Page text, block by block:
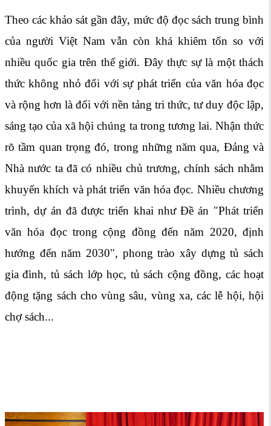
Theo các khảo sát gần đây, mức độ đọc sách trung bình
của người Việt Nam vẫn còn khá khiêm tốn so với
nhiều quốc gia trên thế giới. Đây thực sự là một thách
thức không nhỏ đối với sự phát triển của văn hóa đọc
và rộng hơn là đối với nền tảng tri thức, tư duy độc lập,
sáng tạo của xã hội chúng ta trong tương lai. Nhận thức
rõ tầm quan trọng đó, trong những năm qua, Đảng và
Nhà nước ta đã có nhiều chủ trương, chính sách nhằm
khuyến khích và phát triển văn hóa đọc. Nhiều chương
trình, dự án đã được triển khai như Đề án "Phát triển
văn hóa đọc trong cộng đồng đến năm 2020, định
hướng đến năm 2030", phong trào xây dựng tủ sách
gia đình, tủ sách lớp học, tủ sách cộng đồng, các hoạt
động tặng sách cho vùng sâu, vùng xa, các lễ hội, hội
chợ sách...